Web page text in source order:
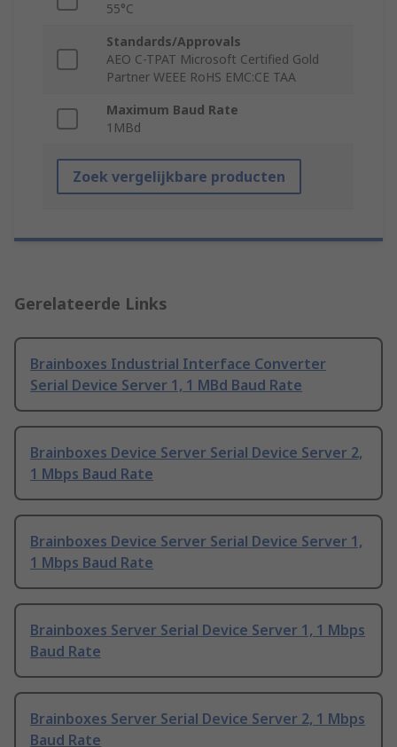
55°C
Standards/Approvals
AEO C-TPAT Microsoft Certified Gold
Partner WEEE RoHS EMC:CE TAA
Maximum Baud Rate
1MBd
Zoek vergelijkbare producten
Gerelateerde Links
Brainboxes Industrial Interface Converter
Serial Device Server 1, 1 MBd Baud Rate
Brainboxes Device Server Serial Device Server 2,
1 Mbps Baud Rate
Brainboxes Device Server Serial Device Server 1,
1 Mbps Baud Rate
Brainboxes Server Serial Device Server 1, 1 Mbps
Baud Rate
Brainboxes Server Serial Device Server 2, 1 Mbps
Baud Rate